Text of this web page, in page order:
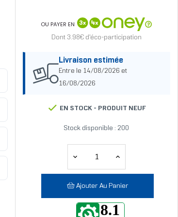
OU PAYER EN
Dont 3.98€ d'éco-participation
Livraison estimée
Entre le 14/08/2026 et
16/08/2026
EN STOCK - PRODUIT NEUF
Stock disponible : 200
Ajouter Au Panier
8.1